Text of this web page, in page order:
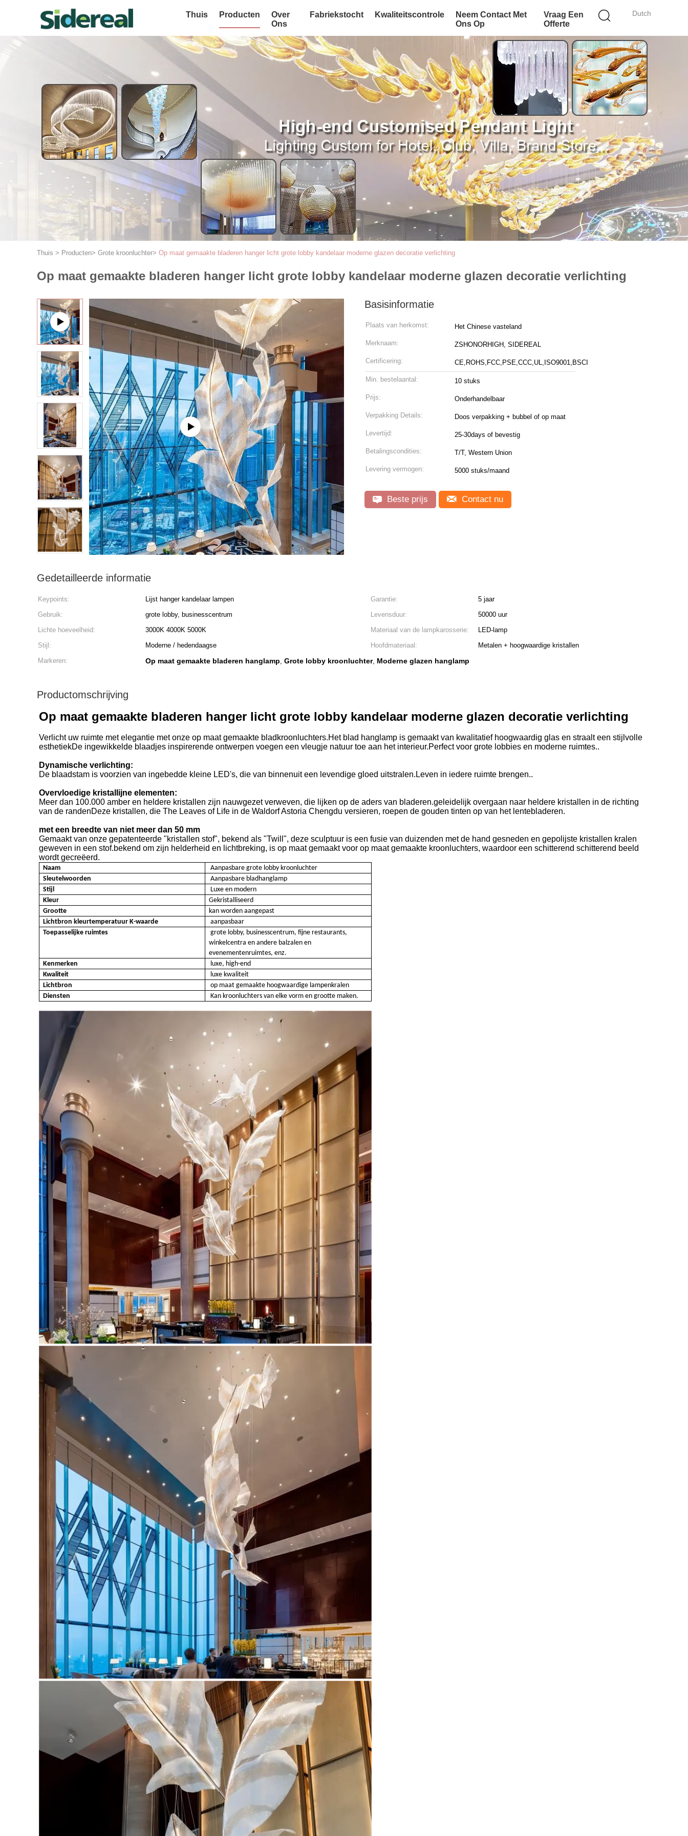
Dutch
Thuis Producten
Over
Ons
Fabriekstocht Kwaliteitscontrole
Neem Contact Met
Ons Op
Vraag Een
Offerte
Thuis > Producten> Grote kroonluchter> Op maat gemaakte bladeren hanger licht grote lobby kandelaar moderne glazen decoratie verlichting
Op maat gemaakte bladeren hanger licht grote lobby kandelaar moderne glazen decoratie verlichting
Basisinformatie
Plaats van herkomst: Het Chinese vasteland
Merknaam: ZSHONORHIGH, SIDEREAL
Certificering: CE,ROHS,FCC,PSE,CCC,UL,ISO9001,BSCI
Min. bestelaantal: 10 stuks
Prijs: Onderhandelbaar
Verpakking Details: Doos verpakking + bubbel of op maat
Levertijd: 25-30days of bevestig
Betalingscondities: T/T, Western Union
Levering vermogen: 5000 stuks/maand
Beste prijs Contact nu
Gedetailleerde informatie
Keypoints: Lijst hanger kandelaar lampen Garantie:
5 jaar
Gebruik:
grote lobby, businesscentrum Levensduur:
50000 uur
Lichte hoeveelheid:
3000K 4000K 5000K Materiaal van de lampkarosserie:
LED-lamp
Stijl:
Moderne / hedendaagse Hoofdmateriaal:
Metalen + hoogwaardige kristallen
Markeren:
Op maat gemaakte bladeren hanglamp, Grote lobby kroonluchter, Moderne glazen hanglamp
Productomschrijving
Op maat gemaakte bladeren hanger licht grote lobby kandelaar moderne glazen decoratie verlichting
Verlicht uw ruimte met elegantie met onze op maat gemaakte bladkroonluchters.Het blad hanglamp is gemaakt van kwalitatief hoogwaardig glas en straalt een stijlvolle
esthetiekDe ingewikkelde blaadjes inspirerende ontwerpen voegen een vleugje natuur toe aan het interieur.Perfect voor grote lobbies en moderne ruimtes..
Dynamische verlichting:
De blaadstam is voorzien van ingebedde kleine LED's, die van binnenuit een levendige gloed uitstralen.Leven in iedere ruimte brengen..
Overvloedige kristallijne elementen:
Meer dan 100.000 amber en heldere kristallen zijn nauwgezet verweven, die lijken op de aders van bladeren.geleidelijk overgaan naar heldere kristallen in de richting
van de randenDeze kristallen, die The Leaves of Life in de Waldorf Astoria Chengdu versieren, roepen de gouden tinten op van het lentebladeren.
met een breedte van niet meer dan 50 mm
Gemaakt van onze gepatenteerde "kristallen stof", bekend als "Twill", deze sculptuur is een fusie van duizenden met de hand gesneden en gepolijste kristallen kralen
geweven in een stof.bekend om zijn helderheid en lichtbreking, is op maat gemaakt voor op maat gemaakte kroonluchters, waardoor een schitterend schitterend beeld
wordt gecreëerd.
Naam
Aanpasbare grote lobby kroonluchter
Sleutelwoorden
Aanpasbare bladhanglamp
Stijl
Luxe en modern
Kleur
Gekristalliseerd
Grootte
kan worden aangepast
Lichtbron kleurtemperatuur K-waarde
aanpasbaar
Toepasselijke ruimtes
grote lobby, businesscentrum, fijne restaurants,
winkelcentra en andere balzalen en
evenementenruimtes, enz.
Kenmerken
luxe, high-end
Kwaliteit
luxe kwaliteit
Lichtbron
op maat gemaakte hoogwaardige lampenkralen
Diensten
Kan kroonluchters van elke vorm en grootte maken.